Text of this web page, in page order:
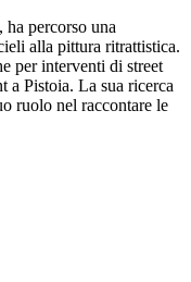
percorso una
alla pittura ritrattistica.
per interventi di street
a Pistoia. La sua ricerca
ruolo nel raccontare le